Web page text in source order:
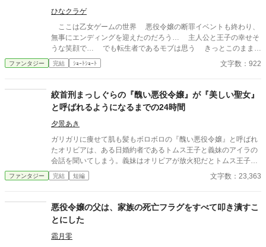
ひなクラゲ
ここは乙女ゲームの世界 悪役令嬢の断罪イベントも終わり、
無事にエンディングを迎えたのだろう… 主人公と王子の幸せそ
うな笑顔で… でも転生者であるモブは思う きっとこのまま幸
福なまま終わる筈がないと…
ファンタジー 完結 ｼｮｰﾄｼｮｰﾄ 文字数：922
絞首刑まっしぐらの『醜い悪役令嬢』が『美しい聖女』
と呼ばれるようになるまでの24時間
夕景あき
ガリガリに痩せて肌も髪もボロボロの『醜い悪役令嬢』と呼ばれ
たオリビアは、ある日婚約者であるトムス王子と義妹のアイラの
会話を聞いてしまう。義妹はオリビアが放火犯だとトムス王子に
訴え、トムス王子はそれを信じオリビアを明日の卒業パーティー
で断罪して婚約破棄するという。 卒業パーティーまで、残り時間
となる運命から、逃れることが出来るのか！？
ファンタジー 完結 短編 文字数：23,363
悪役令嬢の父は、家族の死亡フラグをすべて叩き潰すこ
とにした
霜月零